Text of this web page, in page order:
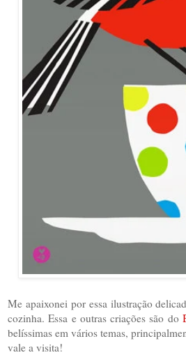
Me apaixonei por essa ilustração
cozinha. Essa e outras criações são do
belíssimas em vários temas,
vale a visita!